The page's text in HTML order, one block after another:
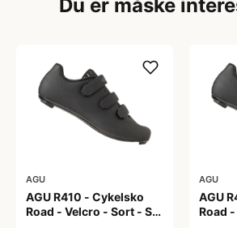
Du er måske
AGU
AGU R410 - Cykelsko
Road - Velcro - Sort - Str.
AGU
AGU
Road